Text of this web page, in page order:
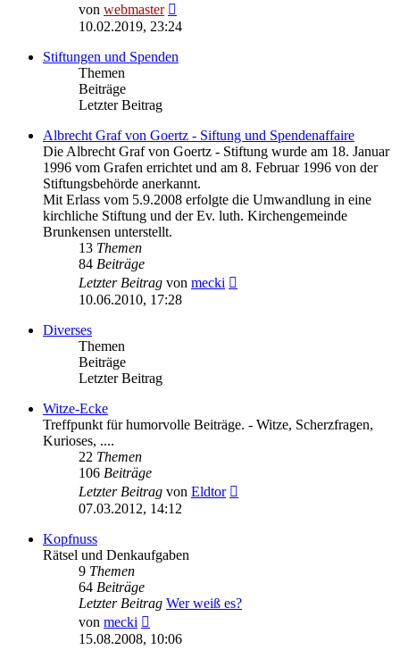
von webmaster
Beitrag
10.02.2019, 23:24
Stiftungen und Spenden
Themen
Beiträge
Letzter Beitrag
Albrecht Graf von Goertz - Siftung und Spendenaffaire
Die Albrecht Graf von Goertz - Stiftung wurde am 18. Januar
1996 vom Grafen errichtet und am 8. Februar 1996 von der
Stiftungsbehörde anerkannt.
Mit Erlass vom 5.9.2008 erfolgte die Umwandlung in eine
kirchliche Stiftung und der Ev. luth. Kirchengemeinde
Brunkensen unterstellt.
13 Themen
84 Beiträge
Letzter Beitrag von mecki
10.06.2010, 17:28
Diverses
Themen
Beiträge
Letzter Beitrag
Witze-Ecke
Treffpunkt für humorvolle Beiträge. - Witze, Scherzfragen,
Kurioses, ....
22 Themen
106 Beiträge
Letzter Beitrag von Eldtor
07.03.2012, 14:12
Kopfnuss
Rätsel und Denkaufgaben
9 Themen
64 Beiträge
Letzter Beitrag Wer weiß es?
von mecki
Beitrag
15.08.2008, 10:06